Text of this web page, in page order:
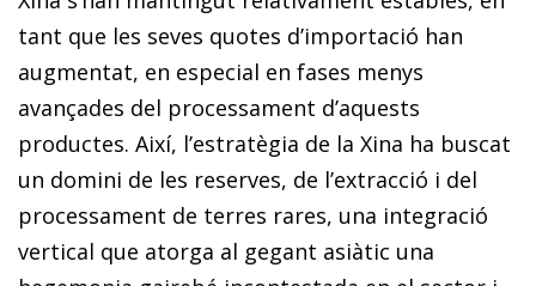
tant que les seves quotes d’importació han
augmentat, en especial en fases menys
avançades del processament d’aquests
productes. Així, l’estratègia de la Xina ha buscat
un domini de les reserves, de l’extracció i del
processament de terres rares, una integració
vertical que atorga al gegant asiàtic una